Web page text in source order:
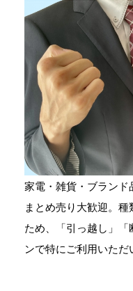
家電・雑貨・ブランド
まとめ売り大歓迎。
ため、「引っ越し」
ンで特にご利用いただ